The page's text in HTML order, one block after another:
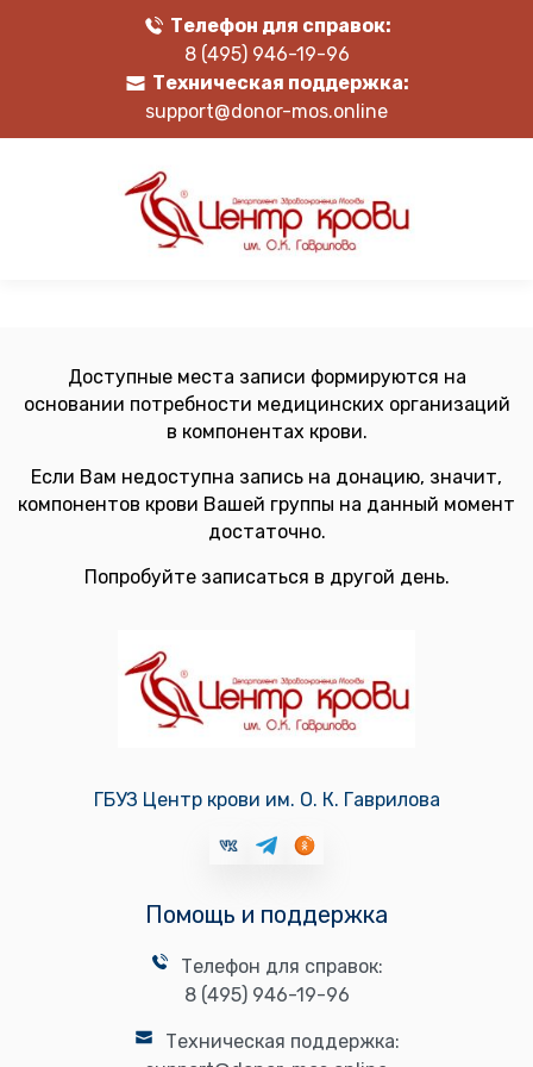
Телефон для справок:
8 (495) 946-19-96
Техническая поддержка:
support@donor-mos.online
Доступные места записи формируются на
основании потребности медицинских организаций
в компонентах крови.
Если Вам недоступна запись на донацию, значит,
компонентов крови Вашей группы на данный момент
достаточно.
Попробуйте записаться в другой день.
ГБУЗ Центр крови им. О. К. Гаврилова
Помощь и поддержка
Телефон для справок:
8 (495) 946-19-96
Техническая поддержка: